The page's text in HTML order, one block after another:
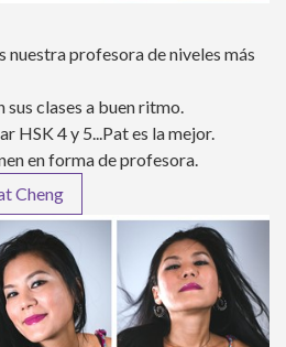
nuestra profesora de niveles más
clases a buen ritmo.
HSK 4 y 5...Pat es la mejor.
en forma de profesora.
Cheng